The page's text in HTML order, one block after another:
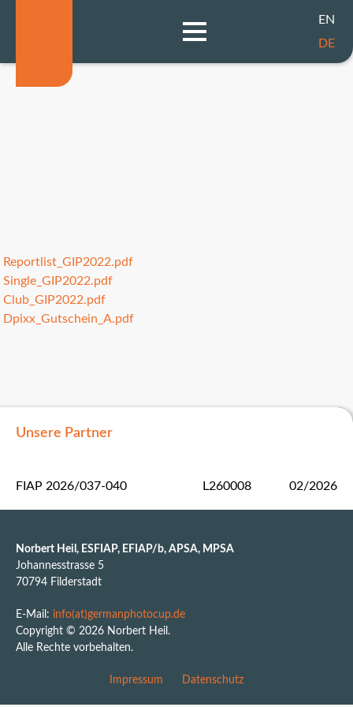
EN
DE
Reportlist_GIP2022.pdf
Single_GIP2022.pdf
Club_GIP2022.pdf
Dpixx_Gutschein_A.pdf
Unsere Partner
FIAP 2026/037-040 L260008 02/2026
Norbert Heil, ESFIAP, EFIAP/b, APSA, MPSA
Johannesstrasse 5
70794 Filderstadt
E-Mail: info(at)germanphotocup.de
Copyright © 2026 Norbert Heil.
Alle Rechte vorbehalten.
Impressum Datenschutz